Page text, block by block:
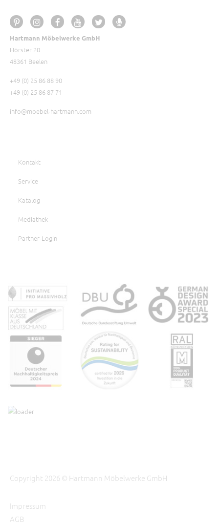
Hartmann Möbelwerke GmbH
Hörster 20
48361 Beelen
+49 (0) 25 86 88 90
+49 (0) 25 86 87 71
info@moebel-hartmann.com
Kontakt
Service
Katalog
Mediathek
Partner-Login
Copyright 2026 © Hartmann Möbelwerke GmbH
Impressum
AGB